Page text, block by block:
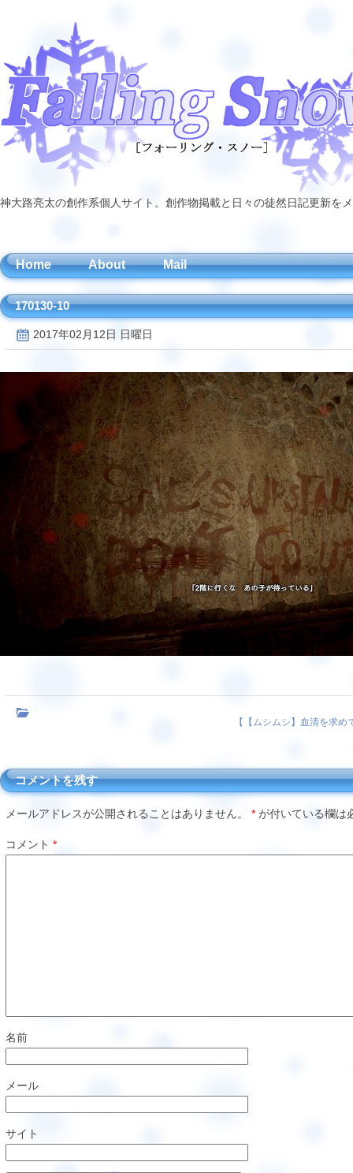
神大路亮太の創作系個人サイト。創作物掲載と日々の徒然日記更新
Home About Mail
170130-10
2017年02月12日 日曜日
【 【ムシムシ】血清を求
コメントを残す
メールアドレスが公開されることはありません。 * が付いている欄は
コメント *
名前
メール
サイト